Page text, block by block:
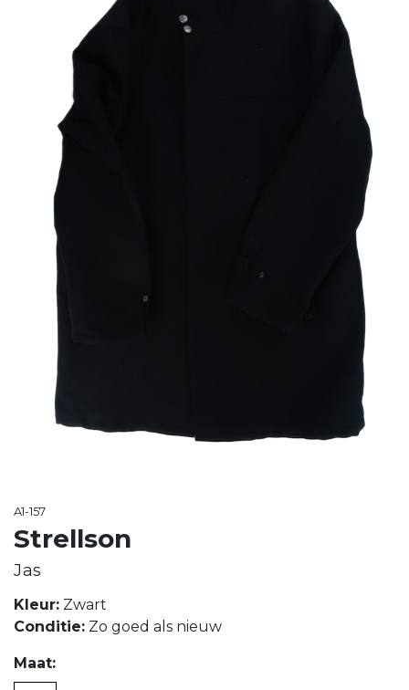
A1-157
Strellson
Jas
Kleur: Zwart
Conditie: Zo goed als nieuw
Maat: